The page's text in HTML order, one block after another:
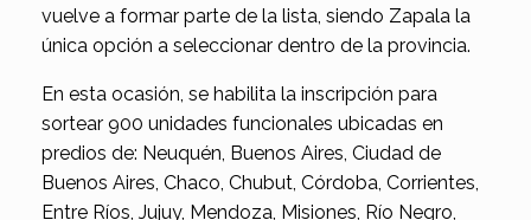
vuelve a formar parte de la lista, siendo Zapala la
única opción a seleccionar dentro de la provincia.
En esta ocasión, se habilita la inscripción para
sortear 900 unidades funcionales ubicadas en
predios de: Neuquén, Buenos Aires, Ciudad de
Buenos Aires, Chaco, Chubut, Córdoba, Corrientes,
Entre Ríos, Jujuy, Mendoza, Misiones, Río Negro,